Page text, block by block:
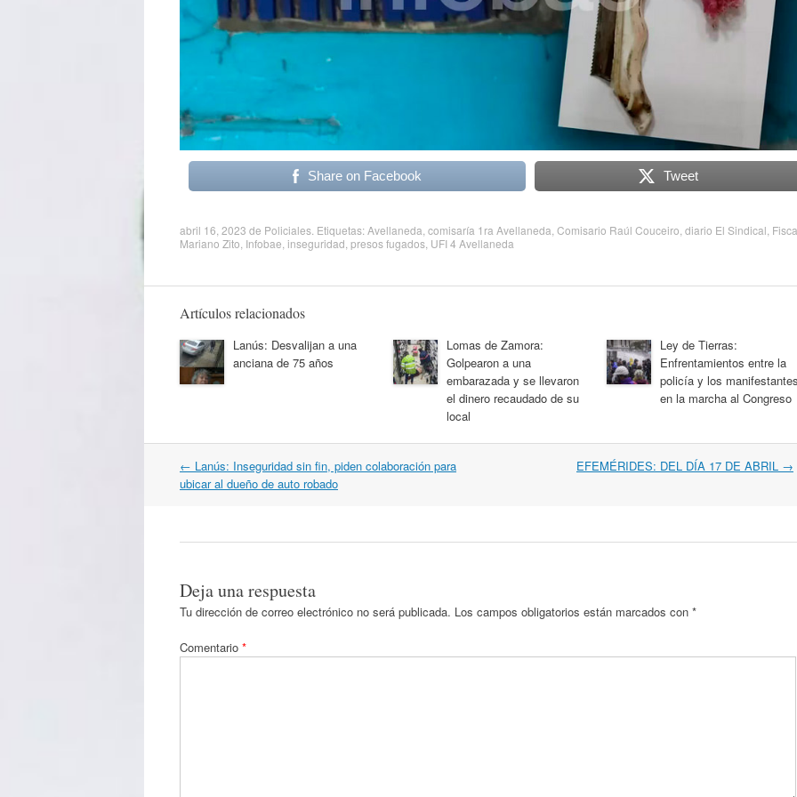
Share on Facebook Tweet
abril 16, 2023 de Policiales . Etiquetas:Avellaneda comisaría 1ra Avellaneda Comisario Raúl Couceiro diario El Sindical
Mariano Zito Infobae inseguridad presos fugados UFI 4 Avellaneda
Artículos relacionados
Lanús: Desvalijan a una
anciana de 75 años
Lomas de Zamora:
Golpearon a una
embarazada y se llevaron
el dinero recaudado de su
local
Ley de Tierras:
Enfrentamientos entre la
policía y los
en la marcha al Congreso
Navegación
por
← Lanús: Inseguridad sin fin, piden colaboración para
ubicar al dueño de auto robado
EFEMÉRIDES: DEL DÍA 17 DE ABRIL →
Deja una respuesta
Tu dirección de correo electrónico no será publicada. Los campos obligatorios están marcados con *
Comentario *